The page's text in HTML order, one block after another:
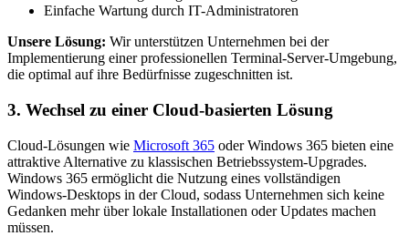
Einfache Wartung durch IT-Administratoren
Unsere Lösung: Wir unterstützen Unternehmen bei der
Implementierung einer professionellen Terminal-Server-Umgebung,
die optimal auf ihre Bedürfnisse zugeschnitten ist.
3. Wechsel zu einer Cloud-basierten Lösung
Cloud-Lösungen wie Microsoft 365 oder Windows 365 bieten eine
attraktive Alternative zu klassischen Betriebssystem-Upgrades.
Windows 365 ermöglicht die Nutzung eines vollständigen
Windows-Desktops in der Cloud, sodass Unternehmen sich keine
Gedanken mehr über lokale Installationen oder Updates machen
müssen.